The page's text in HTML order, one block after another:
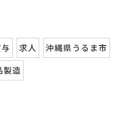
求人
沖縄県うるま市
製造